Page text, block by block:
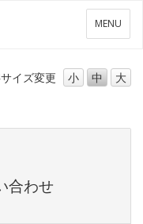
メ
ニ
ー
MENU
イズ変更 小 中 大
合わせ